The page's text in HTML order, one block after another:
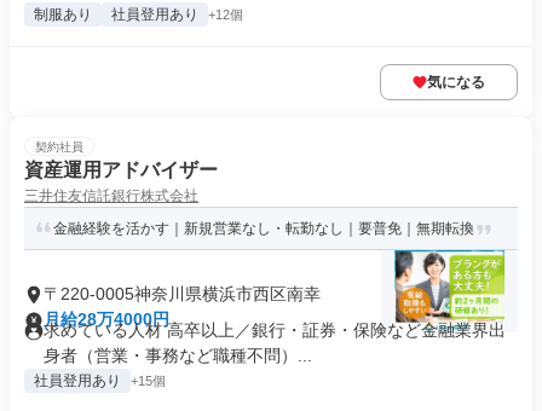
制服あり 社員登用あり +12個
気になる
契約社員
資産運用アドバイザー
三井住友信託銀行株式会社
金融経験を活かす｜新規営業なし・転勤なし｜要普免｜無期転換
〒220-0005神奈川県横浜市西区南幸
月給28万4000円
求めている人材 高卒以上／銀行・証券・保険など金融業界出
身者（営業・事務など職種不問）...
社員登用あり +15個